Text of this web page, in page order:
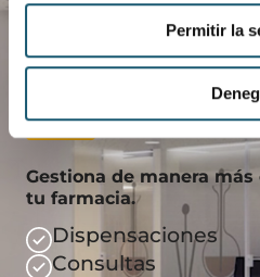
Permitir la
Descarga
Gestiona de manera
tu farmacia.
Dispensaciones
Consultas